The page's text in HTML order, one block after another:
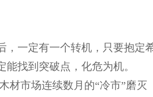
，一定有一个转机，只要抱定
能找到突破点，化危为机。
材市场连续数月的“冷市”磨灭